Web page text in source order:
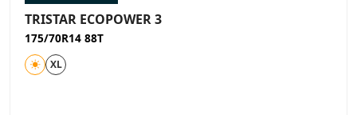
TRISTAR ECOPOWER 3
175/70R14 88T
XL